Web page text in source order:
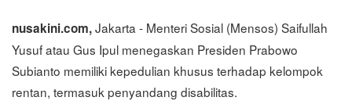
nusakini.com,Jakarta - Menteri Sosial (Mensos) Saifullah
Yusuf atau Gus Ipul menegaskan Presiden Prabowo
Subianto memiliki kepedulian khusus terhadap kelompok
rentan, termasuk penyandang disabilitas.